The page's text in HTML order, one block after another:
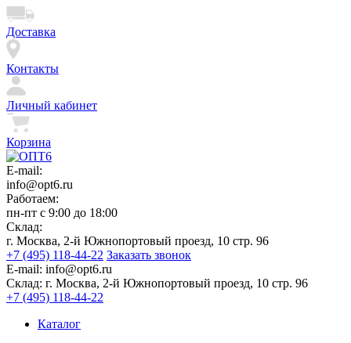
Доставка
Контакты
Личный кабинет
Корзина
E-mail:
info@opt6.ru
Работаем:
пн-пт с 9:00 до 18:00
Склад:
г. Москва, 2-й Южнопортовый проезд, 10 стр. 96
+7 (495) 118-44-22 Заказать звонок
E-mail: info@opt6.ru
Склад: г. Москва, 2-й Южнопортовый проезд, 10 стр. 96
+7 (495) 118-44-22
Каталог